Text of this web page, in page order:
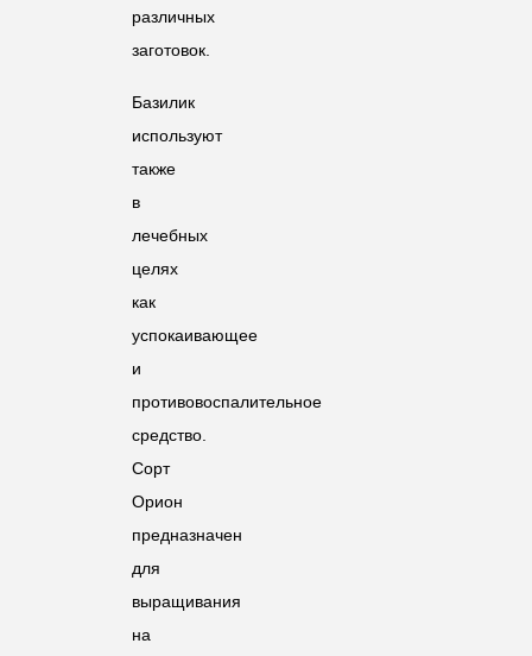
различных
заготовок.
Базилик
используют
также
в
лечебных
целях
как
успокаивающее
и
противовоспалительное
средство.
Сорт
Орион
предназначен
для
выращивания
на